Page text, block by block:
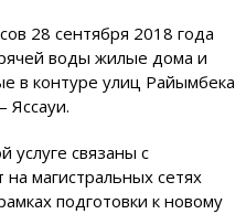
28 сентября 2018 года
воды жилые дома и
в контуре улиц Райымбека
услуге связаны с
магистральных сетях
подготовки к новому